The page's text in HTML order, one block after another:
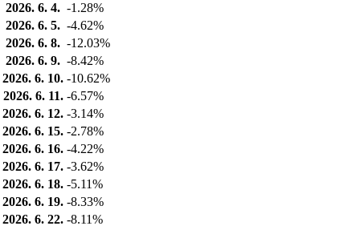
2026. 6. 4. -1.28%
2026. 6. 5. -4.62%
2026. 6. 8. -12.03%
2026. 6. 9. -8.42%
2026. 6. 10. -10.62%
2026. 6. 11. -6.57%
2026. 6. 12. -3.14%
2026. 6. 15. -2.78%
2026. 6. 16. -4.22%
2026. 6. 17. -3.62%
2026. 6. 18. -5.11%
2026. 6. 19. -8.33%
2026. 6. 22. -8.11%